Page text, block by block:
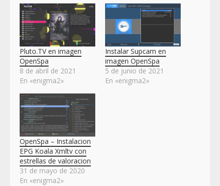
Pluto.TV en imagen
OpenSpa
8 de abril de 2021
En «enigma2»
Instalar Supcam en
imagen OpenSpa
5 de junio de 2021
En «enigma2»
OpenSpa – Instalacion
EPG Koala Xmltv con
estrellas de valoracion
31 de mayo de 2020
En «enigma2»